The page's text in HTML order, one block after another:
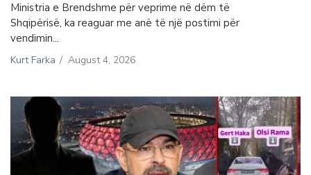
Ministria e Brendshme për veprime në dëm të
Shqipërisë, ka reaguar me anë të një postimi për
vendimin...
Kurt Farka / August 4, 2026